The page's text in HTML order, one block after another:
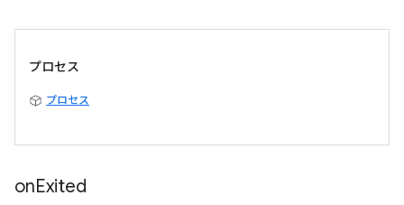
プロセス
プロセス
onExited